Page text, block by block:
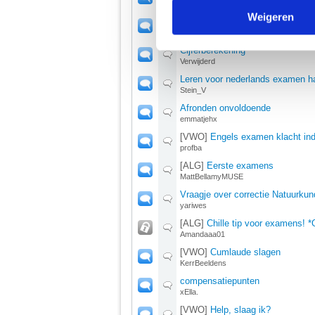
media, adverteren en
verstrekt of die ze hebben
We werken samen met
Weigeren
examens maar
Cijferberekening
Verwijderd
Leren voor nederlands examen
Stein_V
Afronden onvoldoende
emmatjehx
[VWO] Engels examen klacht
profba
[ALG] Eerste examens
MattBellamyMUSE
Vraagje over correctie
yariwes
[ALG] Chille tip voor examens!
Amandaaa01
[VWO] Cumlaude slagen
KerrBeeldens
compensatiepunten
xElla.
[VWO] Help, slaag ik?